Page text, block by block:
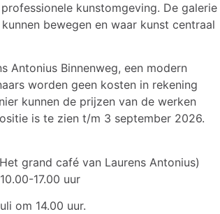
kunstomgeving. De galerie
bewegen en waar kunst centraal
Antonius Binnenweg, een modern
worden geen kosten in rekening
kunnen de prijzen van de werken
is te zien t/m 3 september 2026.
grand café van Laurens Antonius)
17.00 uur
om 14.00 uur.